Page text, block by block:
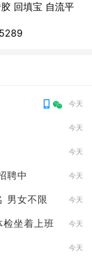
回填宝 自流平
今天
今天
今天
聘中 今天
男女不限 今天
检坐着上班 今天
今天